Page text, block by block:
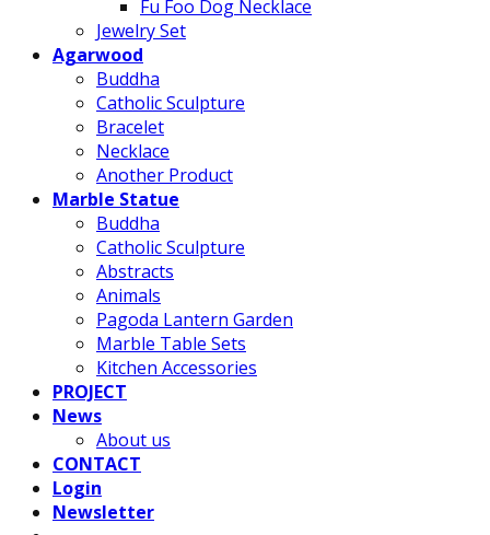
Fu Foo Dog Necklace
Jewelry Set
Agarwood
Buddha
Catholic Sculpture
Bracelet
Necklace
Another Product
Marble Statue
Buddha
Catholic Sculpture
Abstracts
Animals
Pagoda Lantern Garden
Marble Table Sets
Kitchen Accessories
PROJECT
News
About us
CONTACT
Login
Newsletter